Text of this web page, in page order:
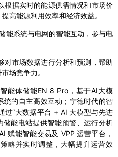
根据实时的能源供需情况和市场价
高能源利用效率和经济效益。
能系统与电网的智能互动，参与电
对市场数据进行分析和预测，帮助
场竞争力。
能体储能EN 8 Pro，基于AI大模
统的自主高效互动；宁德时代的智
过“大数据平台 + AI 大模型与先进
能电站提供智能预警、运行分析
赋能智能交易及 VPP 运营平台，
略并实时调整，大幅提升运营效